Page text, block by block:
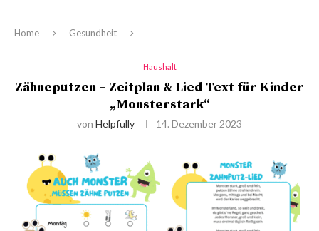
Home Gesundheit
Haushalt
Zähneputzen – Zeitplan & Lied Text für Kinder
„Monsterstark“
von Helpfully 14. Dezember 2023